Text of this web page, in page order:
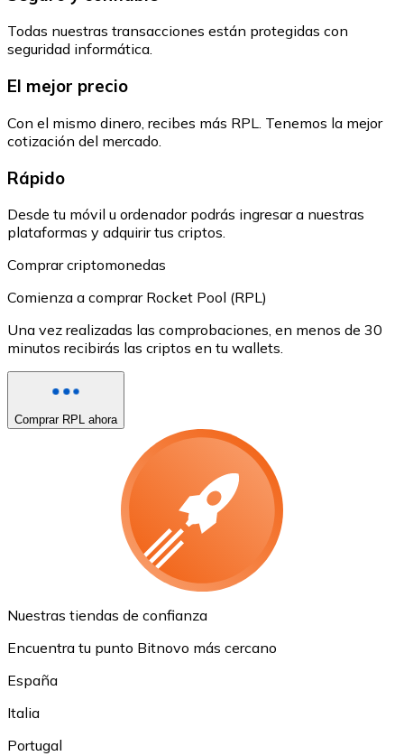
Todas nuestras transacciones están protegidas con
seguridad informática.
El mejor precio
Con el mismo dinero, recibes más RPL. Tenemos la mejor
cotización del mercado.
Rápido
Desde tu móvil u ordenador podrás ingresar a nuestras
plataformas y adquirir tus criptos.
Comprar criptomonedas
Comienza a comprar Rocket Pool (RPL)
Una vez realizadas las comprobaciones, en menos de 30
minutos recibirás las criptos en tu wallets.
Comprar RPL ahora
Nuestras tiendas de confianza
Encuentra tu punto Bitnovo más cercano
España
Italia
Portugal